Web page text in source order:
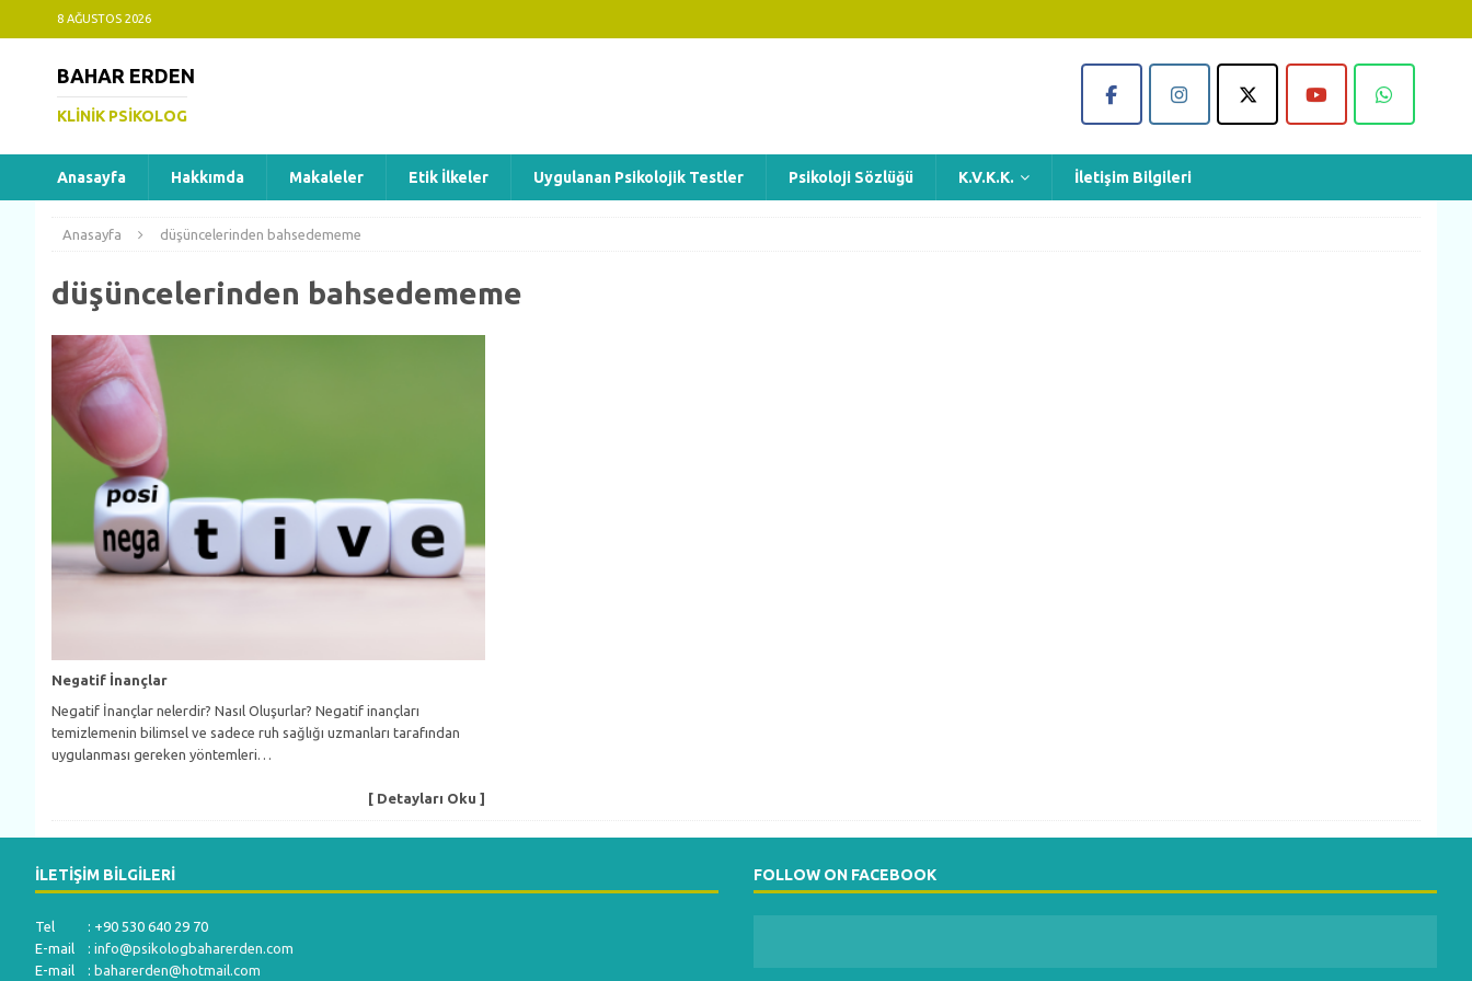
8 AĞUSTOS 2026
BAHAR ERDEN
KLINIK PSIKOLOG
Anasayfa Hakkımda Makaleler Etik İlkeler Uygulanan Psikolojik Testler Psikoloji Sözlüğü K.V.K.K. İletişim Bilgileri
Anasayfa düşüncelerinden bahsedememe
düşüncelerinden bahsedememe
Negatif İnançlar
Negatif İnançlar nelerdir? Nasıl Oluşurlar? Negatif inançları
temizlemenin bilimsel ve sadece ruh sağlığı uzmanları tarafından
uygulanması gereken yöntemleri…
[ Detayları Oku ]
İLETIŞIM BILGILERI
Tel : +90 530 640 29 70
E-mail : info@psikologbaharerden.com
E-mail : baharerden@hotmail.com
FOLLOW ON FACEBOOK